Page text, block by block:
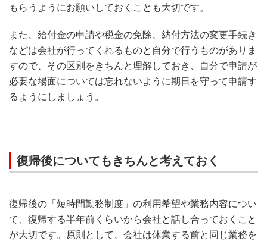
もらうようにお願いしておくことも大切です。
また、給付金の申請や税金の免除、納付方法の変更手続き
などは会社が行ってくれるものと自分で行うものがありま
すので、その区別をきちんと理解しておき、自分で申請が
必要な場面については忘れないように期日を守って申請す
るようにしましょう。
復帰後についてもきちんと考えておく
復帰後の「短時間勤務制度」の利用希望や業務内容につい
て、復帰する半年前くらいから会社と話し合っておくこと
が大切です。原則として、会社は休業する前と同じ業務を